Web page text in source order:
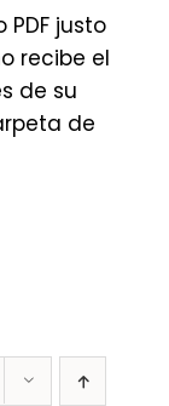
justo
recibe el
de su
de